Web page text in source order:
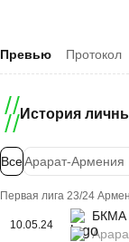
Превью Протокол
История
ВсеАрарат-Армения
Первая лига 23/24
10.05.24
БКМА